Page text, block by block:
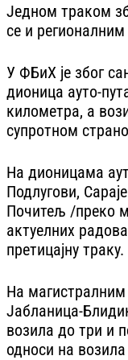
Једном траком
се и
У ФБиХ је због
дионица ауто-
километра, а
супротном
На дионицама
Подлугови,
Почитељ /преко
актуелних
претицајну траку.
На магистралним
Јабланица-
возила до три и
односи на